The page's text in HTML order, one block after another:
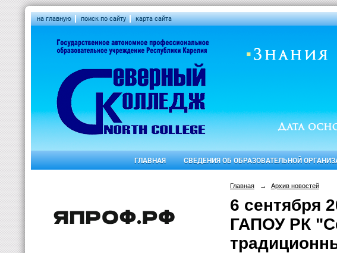
на главную поиск по сайту карта сайта
ГЛАВНАЯ СВЕДЕНИЯ ОБ ОБРАЗОВАТЕЛЬНОЙ
Главная → Архив новостей
6 сентября
ГАПОУ РК